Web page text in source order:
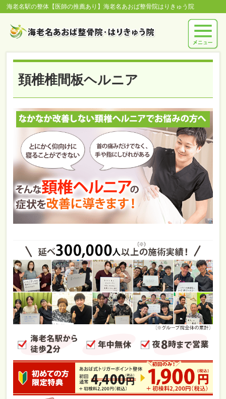
海老名駅の整体【医師の推薦あり】海老名あおば整骨院はりきゅう院
頚椎椎間板ヘルニア